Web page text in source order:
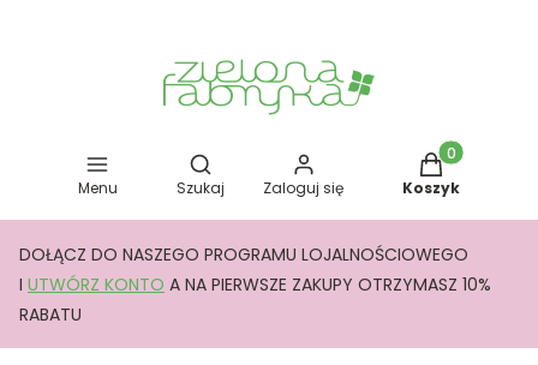
Menu
Otwórz wyszukiwarkę
Szukaj Zaloguj się
Produkty w
Koszyk
DOŁĄCZ DO NASZEGO PROGRAMU LOJALNOŚCIOWEGO
I UTWÓRZ KONTO A NA PIERWSZE ZAKUPY OTRZYMASZ 10%
RABATU